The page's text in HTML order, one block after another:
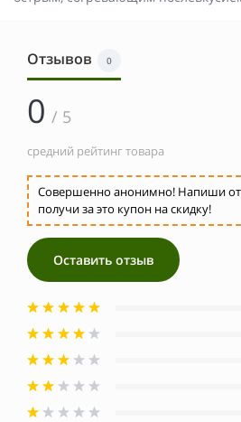
Отзывов 0
0 / 5
средний рейтинг товара
Совершенно анонимно! Напиши
получи за это купон на скидку!
Оставить отзыв